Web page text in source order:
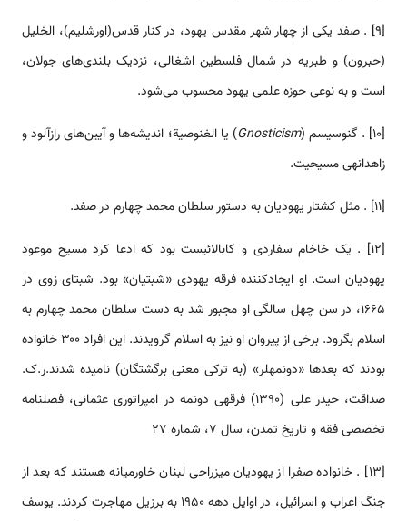
[9] . صفد یکی از ‌‌‌‌‌‌‌‌‌‌چهار شهر مقدس یهود، در کنار قدس(اورشلیم)، الخلیل
(حبرون) و طبریه در شمال فلسطین اشغالی، نزدیک بلندی­‌‌‌‌‌‌‌‌‌‌های جولان،
‌‌‌است و به نوعی حوزه علمی یهود محسوب ‌‌‌‌‌‌‌‌‌‌می‌شود.
[10] . گنوسیسم ( Gnosticism) یا الغنوصية؛ اندیشه‌‌‌‌‌‌‌‌‌‌‌ها و آیین‌‌‌‌‌‌‌‌‌‌‌های رازآلود و
زاهدانه­­ی مسیحیت.
[11] . مثل کشتار یهودیان به دستور سلطان محمد ‌‌‌‌‌‌‌‌‌‌چهارم در صفد.
[12] . یک خاخام سفاردی و کابالائیست بود که ادعا کرد مسیح موعود
یهودیان ‌‌‌است. او ایجادکننده فرقه یهودی «شبتیان» بود. شبتای زوی در
۱۶۶۵، در سن چهل سالگی او مجبور شد به دست سلطان محمد ‌‌‌‌‌‌‌‌‌‌چهارم به
اسلام بگرود. برخی از پیروان او نیز به اسلام گرویدند. این افراد ۳۰۰ خانواده
بودند که بعد‌‌‌‌‌‌‌‌‌‌ها «دونمه­لر» (به ترکی معنی برگشتگان) نامیده شدند.ر.ک.
صداقت، حیدر علی (1390) فرقه­ی دونمه در امپراتوری عثمانی، فصل­نامه
تخصصی فقه و تاریخ تمدن، سال 7، شماره 27
[13] . خانواده صفرا از یهودیان میزراحی لبنان خاورمیانه هستند که بعد از
جنگ اعراب و اسرائیل، در اوایل دهه ۱۹۵۰ به برزیل ‌‌‌‌‌‌‌‌‌‌مهاجرت کردند. یوسف